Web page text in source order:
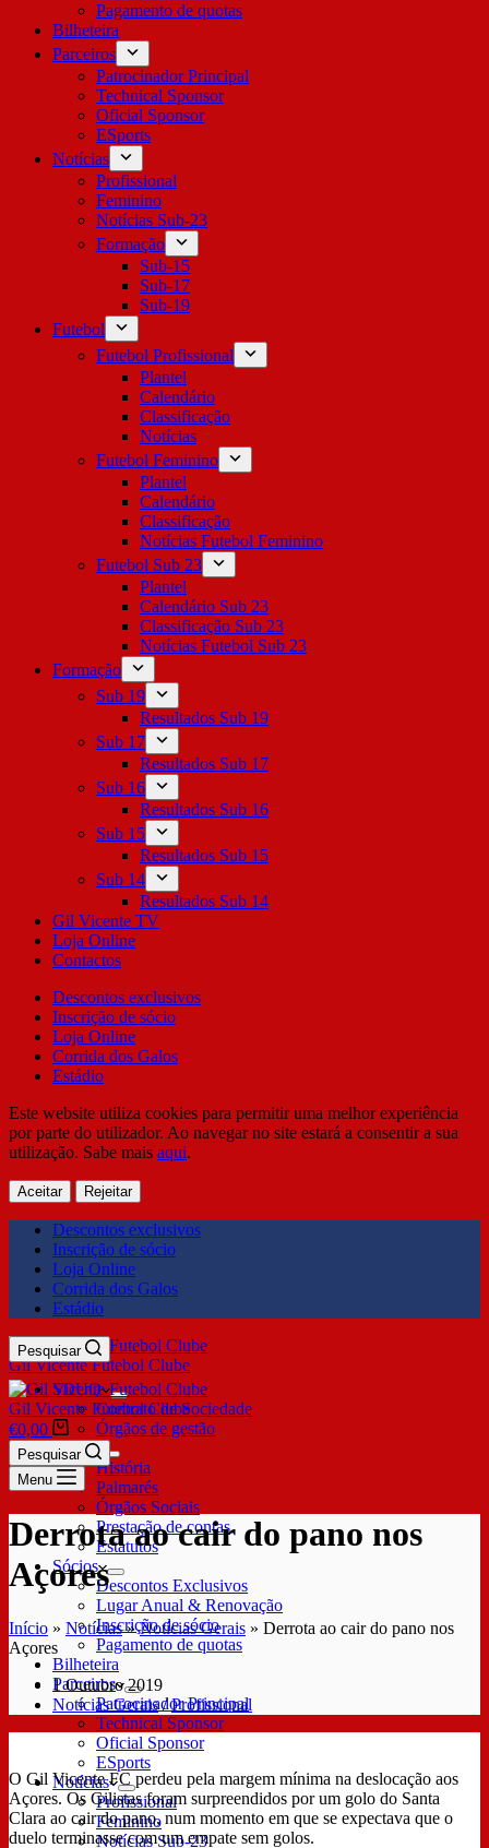
Pagamento de quotas
Bilheteira
Parceiros
Patrocinador Principal
Technical Sponsor
Oficial Sponsor
ESports
Notícias
Profissional
Feminino
Notícias Sub-23
Formação
Sub-15
Sub-17
Sub-19
Futebol
Futebol Profissional
Plantel
Calendário
Classificação
Notícias
Futebol Feminino
Plantel
Calendário
Classificação
Notícias Futebol Feminino
Futebol Sub 23
Plantel
Calendário Sub 23
Classificação Sub 23
Notícias Futebol Sub 23
Formação
Sub 19
Resultados Sub 19
Sub 17
Resultados Sub 17
Sub 16
Resultados Sub 16
Sub 15
Resultados Sub 15
Sub 14
Resultados Sub 14
Gil Vicente TV
Loja Online
Contactos
Descontos exclusivos
Inscrição de sócio
Loja Online
Corrida dos Galos
Estádio
Este website utiliza cookies para permitir uma melhor experiência
por parte do utilizador. Ao navegar no site estará a consentir a sua
utilização. Sabe mais aqui.
Aceitar Rejeitar
Descontos exclusivos
Inscrição de sócio
Loja Online
Corrida dos Galos
Estádio
Gil Vicente Futebol Clube
Pesquisar
SDUQ
Contrato de Sociedade
Órgãos de gestão
Clube
História
Palmarés
Órgãos Sociais
Prestação de contas
Estatutos
Sócios
Descontos Exclusivos
Lugar Anual & Renovação
Inscrição de sócio
Pagamento de quotas
Bilheteira
Parceiros
Patrocinador Principal
Technical Sponsor
Oficial Sponsor
ESports
Notícias
Profissional
Feminino
Notícias Sub-23
Gil Vicente Futebol Clube
€0,00
Pesquisar
Menu
Derrota ao cair do pano nos
Açores
Início » Notícias»Notícias Gerais » Derrota ao cair do pano nos
Açores
1 Outubro 2019
Notícias Gerais/Profissional
O Gil Vicente FC perdeu pela margem mínima na deslocação aos
Açores. Os Gilistas foram surpreendidos por um golo do Santa
Clara ao cair do pano, num momento em que se expectava que o
duelo terminasse com um empate sem golos.